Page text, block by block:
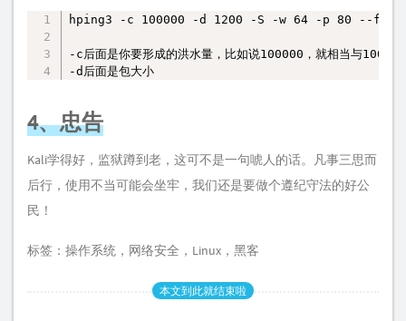
hping3 -c 100000 -d 1200 -S -w 64 -p 80 --
-c后面是你要形成的洪水量，比如说100000，就相当与
-d后面是包大小
4、忠告
Kali学得好，监狱蹲到老，这可不是一句唬人的话。凡事三思而
后行，使用不当可能会坐牢，我们还是要做个遵纪守法的好公
民！
标签： 操作系统 ， 网络安全 ， Linux ， 黑客
本文到此就结束啦